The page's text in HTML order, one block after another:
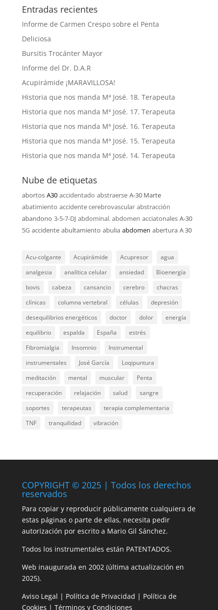
Entradas recientes
Informe de Carmen Crespo sobre el Penta
Deliciosa
Bursitis Trocánter Mayor
Informe del Dr. D.A.R
Acupirámide ¡MARAVILLOSA!
Historia que nos manda Mª José. 18. Terapeuta
Historia que nos manda Mª José. 17. Terapeuta
Historia que nos manda Mª José. 16. Terapeuta
Historia que nos manda Mª José. 15. Terapeuta
Historia que nos manda Mª José. 14. Terapeuta
Nube de etiquetas
abortos A30 accidentado abstraerse A-30 Marte
abatimiento accidente cerebrovascular abstracción
abandono 3-5-7-DJ abdominal. abdomen acciatonales A-30
5G accidente abultamiento abulia abdomen abertura A 30
Acu-colgante Acupirámide Acupresor
agua
analgesia
analítica celular ansiedad
Bioenergía
bovis
cabeza cansancio cerebro
chacras
clínicas
columna vertebral células
depresión
desequilibrios energéticos
doctor dolor
energía
equilibrio
espalda España
estrés
Fibromialgia
Insomnio
Instrumental
instrumentales
José García
Loqipuntura
meditación
mental muscular
Penta
recuperación
relajación salud
sangre
soportes
terapeutas
terapia complementaria
TNF
tranquilidad vibración
COPYRIGHT © 2025 | Todos los derechos
reservados
Para copiar y reproducir públicamente cualquiera de
estas páginas o parte de ellas, necesita pedir
autorización por escrito a Mario Gil Sánchez.
Todos los instrumentales están PATENTADOS.
Web inaugurada en 2002 (última actualización en
2025).
Aviso Legal | Política de Privacidad | Política de
Cookies | Términos y Condiciones